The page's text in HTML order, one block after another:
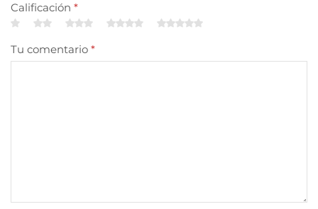
Calificación *
Tu comentario *